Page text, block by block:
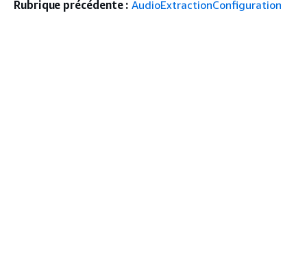
Rubrique précédente : AudioExtractionConfiguration